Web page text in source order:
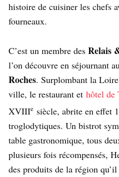
histoire de cuisiner les chefs
fourneaux.
C’est un membre des Relais
l’on découvre en séjournant
Roches. Surplombant la
ville, le restaurant et hôtel de
XVIIIe siècle, abrite en effet
troglodytiques. Un bistrot
table gastronomique, tous
plusieurs fois récompensés,
des produits de la région